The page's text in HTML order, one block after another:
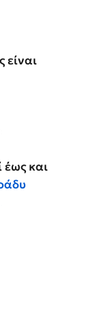
είναι
έως και